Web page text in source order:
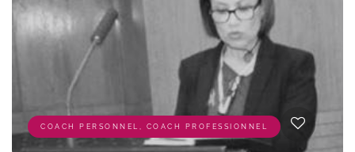
COACH PERSONNEL, COACH PROFESSIONNEL